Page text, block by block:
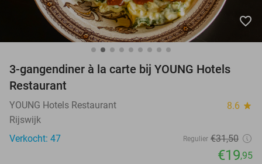
favorite_border
3-gangendiner à la carte bij YOUNG Hotels
Restaurant
YOUNG Hotels Restaurant 8.6 star
Rijswijk
Verkocht: 47
Regulier €31,50
€19,95